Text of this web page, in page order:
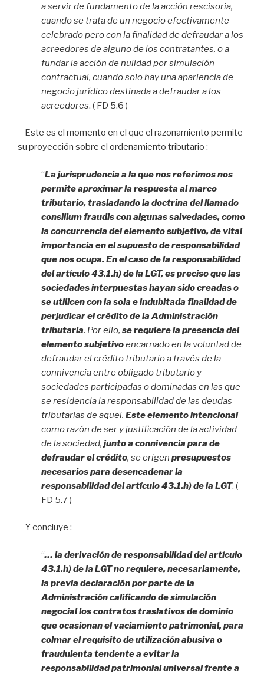
a servir de fundamento de la acción rescisoria,
cuando se trata de un negocio efectivamente
celebrado pero con la finalidad de defraudar a los
acreedores de alguno de los contratantes, o a
fundar la acción de nulidad por simulación
contractual, cuando solo hay una apariencia de
negocio jurídico destinada a defraudar a los
acreedores. ( FD 5.6 )
Este es el momento en el que el razonamiento permite
su proyección sobre el ordenamiento tributario :
“La jurisprudencia a la que nos referimos nos
permite aproximar la respuesta al marco
tributario, trasladando la doctrina del llamado
consilium fraudis con algunas salvedades, como
la concurrencia del elemento subjetivo, de vital
importancia en el supuesto de responsabilidad
que nos ocupa. En el caso de la responsabilidad
del artículo 43.1.h) de la LGT, es preciso que las
sociedades interpuestas hayan sido creadas o
se utilicen con la sola e indubitada finalidad de
perjudicar el crédito de la Administración
tributaria. Por ello, se requiere la presencia del
elemento subjetivoencarnado en la voluntad de
defraudar el crédito tributario a través de la
connivencia entre obligado tributario y
sociedades participadas o dominadas en las que
se residencia la responsabilidad de las deudas
tributarias de aquel. Este elemento intencional
como razón de ser y justificación de la actividad
de la sociedad, junto a connivencia para de
defraudar el crédito, se erigen presupuestos
necesarios para desencadenar la
responsabilidad del artículo 43.1.h) de la LGT. (
FD 5.7 )
Y concluye :
“… la derivación de responsabilidad del artículo
43.1.h) de la LGT no requiere, necesariamente,
la previa declaración por parte de la
Administración calificando de simulación
negocial los contratos traslativos de dominio
que ocasionan el vaciamiento patrimonial, para
colmar el requisito de utilización abusiva o
fraudulenta tendente a evitar la
responsabilidad patrimonial universal frente a